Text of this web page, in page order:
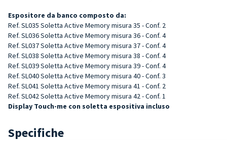
Espositore da banco composto da:
Ref. SL035 Soletta Active Memory misura 35 - Conf. 2
Ref. SL036 Soletta Active Memory misura 36 - Conf. 4
Ref. SL037 Soletta Active Memory misura 37 - Conf. 4
Ref. SL038 Soletta Active Memory misura 38 - Conf. 4
Ref. SL039 Soletta Active Memory misura 39 - Conf. 4
Ref. SL040 Soletta Active Memory misura 40 - Conf. 3
Ref. SL041 Soletta Active Memory misura 41 - Conf. 2
Ref. SL042 Soletta Active Memory misura 42 - Conf. 1
Display Touch-me con soletta espositiva incluso
Specifiche